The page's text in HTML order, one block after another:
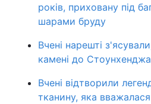
років, приховану під
шарами бруду
Вчені нарешті
камені до Стоунхенджа
Вчені відтворили
тканину, яка